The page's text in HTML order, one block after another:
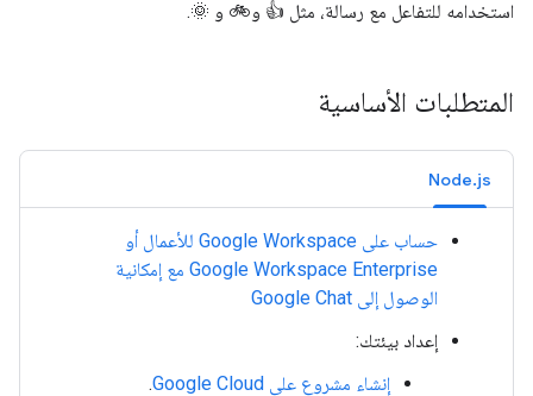
استخدامه للتفاعل مع رسالة، مثل 👍 و🚲 و 🌞.
المتطلبات الأساسية
Node.js
حساب على Google Workspace للأعمال أو
Google Workspace Enterprise مع إمكانية
الوصول إلى Google Chat
إعداد بيئتك:
إنشاء مشروع على Google Cloud
.